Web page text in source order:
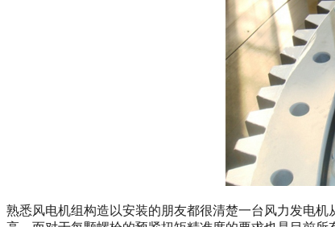
熟悉风电机组构造以安装的朋友都很清楚一台风力发电